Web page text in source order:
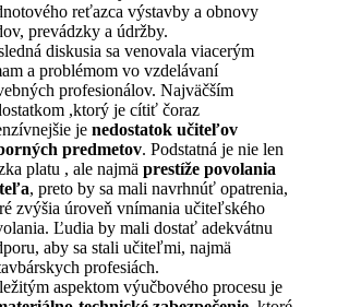
reťazca výstavby a obnovy
prevádzky a údržby.
diskusia sa venovala viacerým
a problémom vo vzdelávaní
profesionálov. Najväčším
,ktorý je cítiť čoraz
je nedostatok učiteľov
predmetov. Podstatná je nie len
platu , ale najmä prestíže povolania
, preto by sa mali navrhnúť opatrenia,
zvýšia úroveň vnímania učiteľského
Ľudia by mali dostať adekvátnu
aby sa stali učiteľmi, najmä
profesiách.
aspektom výučbového procesu je